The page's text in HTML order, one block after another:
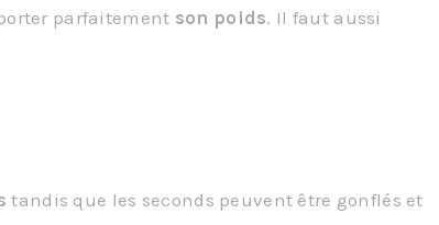
parfaitement son poids. Il faut aussi
tandis que les seconds peuvent être gonflés et